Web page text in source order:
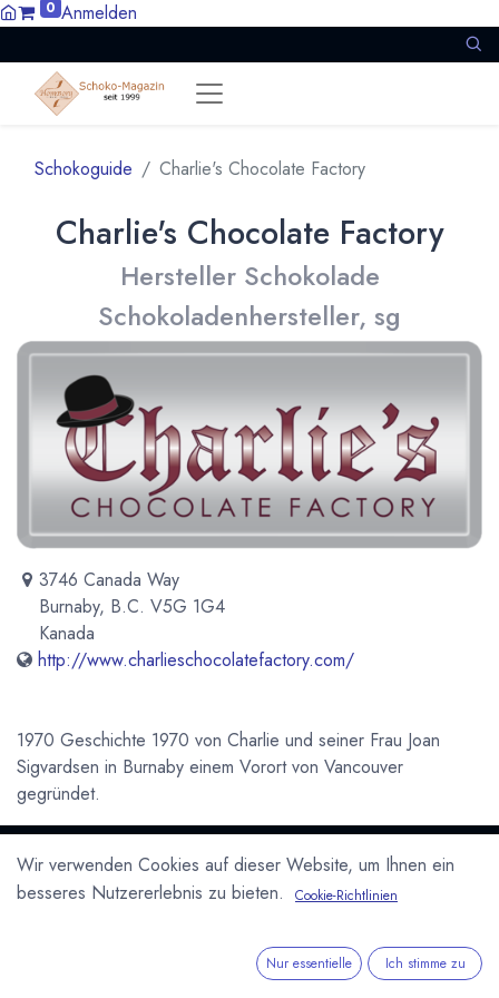
0 Anmelden
Schokoguide Charlie's Chocolate Factory
Charlie's Chocolate Factory
Hersteller Schokolade
Schokoladenhersteller, sg
3746 Canada Way
Burnaby, B.C. V5G 1G4
Kanada
http://www.charlieschocolatefactory.com/
1970 Geschichte 1970 von Charlie und seiner Frau Joan
Sigvardsen in Burnaby einem Vorort von Vancouver
gegründet.
Kostenlose News - 1 Mal pro Monat:
Datenschutzerklärung&
Wir verwenden Cookies auf dieser Website, um Ihnen ein
besseres Nutzererlebnis zu bieten.
Cookie-Richtlinien
Nur essentielle Ich stimme zu